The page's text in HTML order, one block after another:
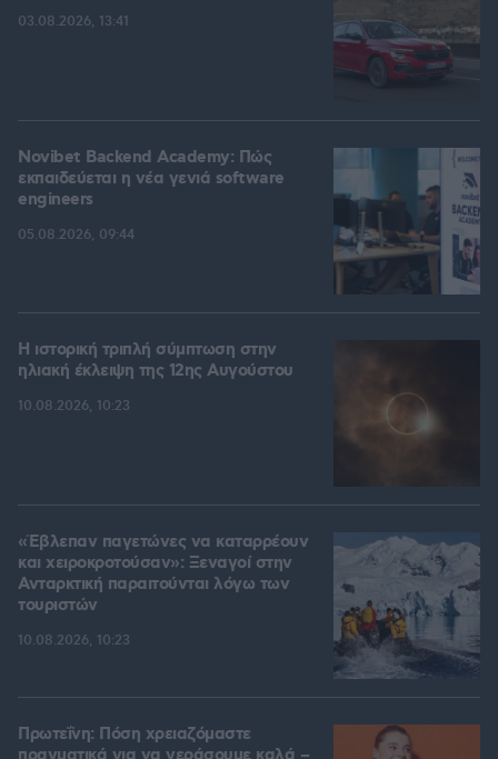
03.08.2026, 13:41
Novibet Backend Academy: Πώς
εκπαιδεύεται η νέα γενιά software
engineers
05.08.2026, 09:44
Η ιστορική τριπλή σύμπτωση στην
ηλιακή έκλειψη της 12ης Αυγούστου
10.08.2026, 10:23
«Έβλεπαν παγετώνες να καταρρέουν
και χειροκροτούσαν»: Ξεναγοί στην
Ανταρκτική παραιτούνται λόγω των
τουριστών
10.08.2026, 10:23
Πρωτεΐνη: Πόση χρειαζόμαστε